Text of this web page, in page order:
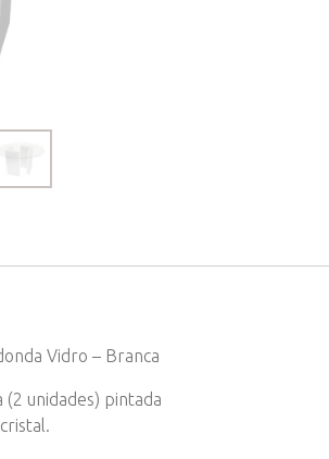
Vidro – Branca
(2 unidades) pintada